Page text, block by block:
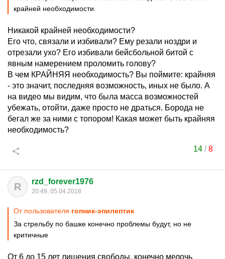
крайней необходимости.
Никакой крайней необходимости?
Его что, связали и избивали? Ему резали ноздри и
отрезали ухо? Его избивали бейсбольной битой с
явным намерением проломить голову?
В чем КРАЙНЯЯ необходимость? Вы поймите: крайняя
- это значит, последняя возможность, иных не было. А
на видео мы видим, что была масса возможностей
убежать, отойти, даже просто не драться. Борода не
бегал же за ними с топором! Какая может быть крайняя
необходимость?
14 /8
R rzd_forever1976
20:49, 05.04.2018
От пользователя гопник-эпилептик
За стрельбу по башке конечно проблемы будут, но не
критичные
От 6 до 15 лет лишения свободы, конечно мелочь